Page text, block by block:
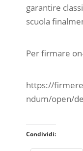
garantire
scuola
Per firmare
https://
ndum/open/
Condividi: